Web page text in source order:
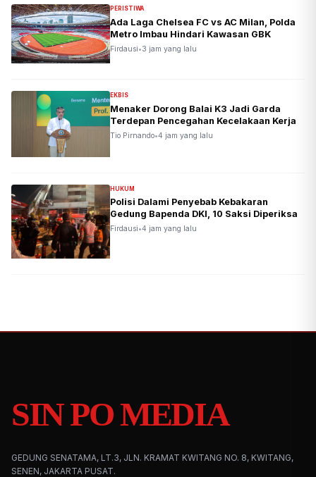
PERISTIWA
Ada Laga Chelsea FC vs AC Milan, Polda
Metro Imbau Hindari Kawasan GBK
Firdausi•3 jam yang lalu
EKBIS
Menaker Dorong Balai K3 Jadi Garda
Terdepan Pencegahan Kecelakaan Kerja
Tio Pirnando•4 jam yang lalu
HUKUM
Polisi Dalami Penyebab Kebakaran
Gedung Bapenda DKI, 10 Saksi Diperiksa
Firdausi•4 jam yang lalu
SIN PO MEDIA
GEDUNG SENATAMA, LT.3, JLN. KRAMAT KWITANG NO. 8, KWITANG,
SENEN, JAKARTA PUSAT.